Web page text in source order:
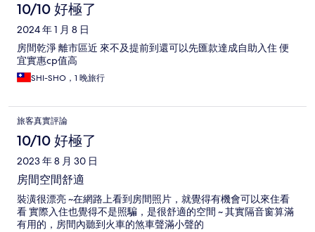
10/10 好極了
2024 年 1 月 8 日
房間乾淨 離市區近 來不及提前到還可以先匯款達成自助入住 便
宜實惠cp值高
SHI-SHO，1 晚旅行
旅客真實評論
10/10 好極了
2023 年 8 月 30 日
房間空間舒適
裝潢很漂亮 ~在網路上看到房間照片，就覺得有機會可以來住看
看 實際入住也覺得不是照騙，是很舒適的空間 ~ 其實隔音窗算滿
有用的，房間內聽到火車的煞車聲滿小聲的